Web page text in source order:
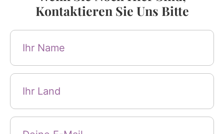
Kontaktieren Sie Uns Bitte